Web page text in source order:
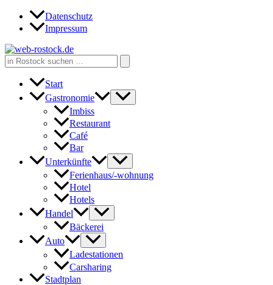
Zum
Inhalt
Datenschutz
Impressum
Search
for:
Start
Gastronomie
Imbiss
Restaurant
Café
Bar
Unterkünfte
Ferienhaus/-wohnung
Hotel
Hotels
Handel
Bäckerei
Auto
Ladestationen
Carsharing
Stadtplan